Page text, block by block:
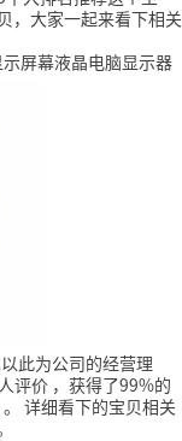
，大家一起来看下相关
屏幕液晶电脑显示器
此为公司的经营理
评价 ，获得了99%的
。 详细看下的宝贝相关